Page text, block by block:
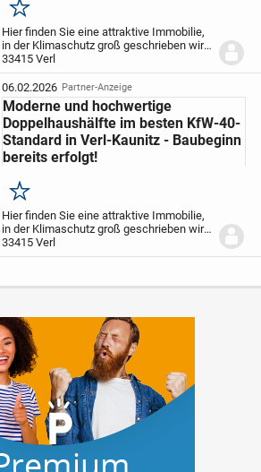
Merken
Hier finden Sie eine attraktive Immobilie,
in der Klimaschutz groß geschrieben wird.
Diese repräsentiert ein innovatives
Konzept für umweltfreundliche
Lebensräume.KFW 40 - Standard-
Immobilien sind...
33415 Verl
06.02.2026 Partner-Anzeige
Moderne und hochwertige
Doppelhaushälfte im besten KfW-40-
Standard in Verl-Kaunitz - Baubeginn
bereits erfolgt!
Merken
Hier finden Sie eine attraktive Immobilie,
in der Klimaschutz groß geschrieben wird.
Diese repräsentiert ein innovatives
Konzept für umweltfreundliche
Immobilien sind...
33415 Verl